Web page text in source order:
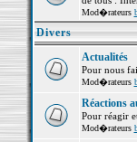
Mod�rateurs
Divers
Actualités
Pour nous
Mod�rateurs
Réactions
Pour réagir
Mod�rateurs